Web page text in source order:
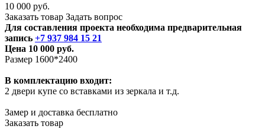
10 000 руб.
Заказать товар Задать вопрос
Для составления проекта необходима предварительная
запись +7 937 984 15 21
Цена 10 000 руб.
Размер 1600*2400
В комплектацию входит:
2 двери купе со вставками из зеркала и т.д.
Замер и доставка бесплатно
Заказать товар